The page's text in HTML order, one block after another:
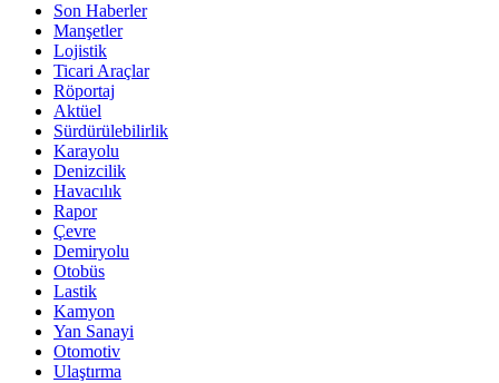
Son Haberler
Manşetler
Lojistik
Ticari Araçlar
Röportaj
Aktüel
Sürdürülebilirlik
Karayolu
Denizcilik
Havacılık
Rapor
Çevre
Demiryolu
Otobüs
Lastik
Kamyon
Yan Sanayi
Otomotiv
Ulaştırma